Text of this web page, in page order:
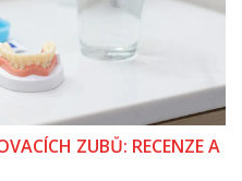
ZUBŮ: RECENZE A